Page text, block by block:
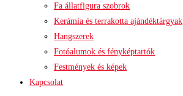
Fa állatfigura szobrok
Kerámia és terrakotta ajándéktárgyak
Hangszerek
Fotóalumok és fényképtartók
Festmények és képek
Kapcsolat